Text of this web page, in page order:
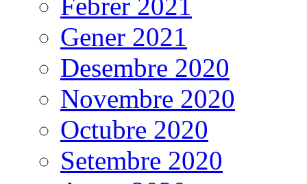
Gener 2021
Desembre 2020
Novembre 2020
Octubre 2020
Setembre 2020